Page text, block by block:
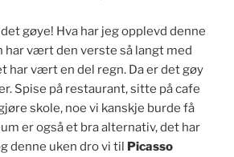
gøye! Hva har jeg opplevd denne
har vært den verste så langt med
har vært en del regn. Da er det gøy
Spise på restaurant, sitte på cafe
skole, noe vi kanskje burde få
er også et bra alternativ, det har
denne uken dro vi til Picasso